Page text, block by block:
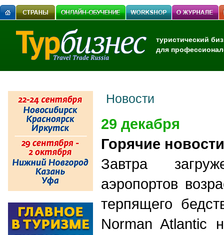
туристический
для
Новости
29 декабря
Горячие новости
Завтра
аэропортов
терпящего
Norman Atlantic